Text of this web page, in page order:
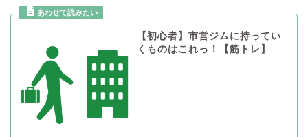
【初心者】市営ジムに持ってい
くものはこれっ！【筋トレ】